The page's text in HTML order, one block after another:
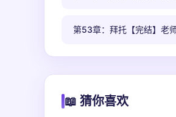
第53章：拜托【完结】老
📖 猜你喜欢